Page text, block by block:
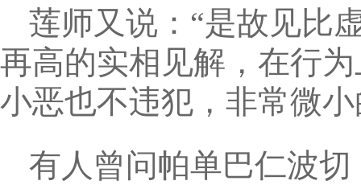
莲师又说：“是故见比
再高的实相见解，在行
小恶也不违犯，非常微
有人曾问帕单巴仁波